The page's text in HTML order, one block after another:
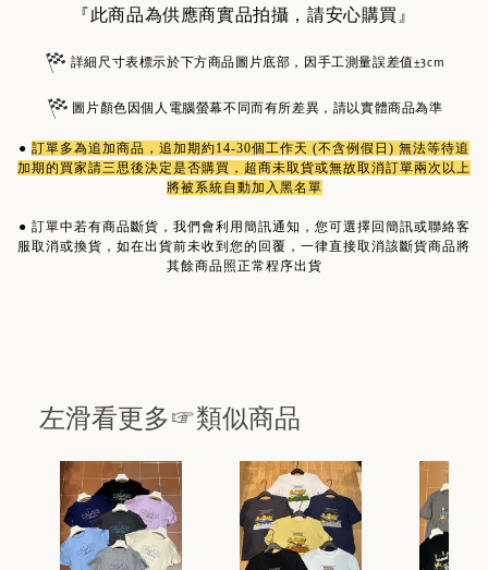
『此商品為供應商實品拍攝，請安心購買』
詳細尺寸表標示於下方商品圖片底部，因手工測量誤差值±3cm
圖片顏色因個人電腦螢幕不同而有所差異，請以實體商品為準
● 訂單多為追加商品 ，追加期約14-30個工作天 (不含例假日) 無法等待追
加期的買家請三思後決定是否購買，超商未取貨或無故取消訂單兩次以上
將被系統自動加入黑名單
● 訂單中若有商品斷貨，我們會利用簡訊通知，您可選擇回簡訊或聯絡客
服取消或換貨，如在出貨前未收到您的回覆，一律直接取消該斷貨商品將
其餘商品照正常程序出貨
左滑看更多☞類似商品